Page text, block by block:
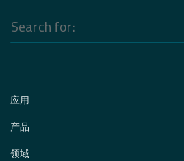
Search
for:
应用
产品
领域